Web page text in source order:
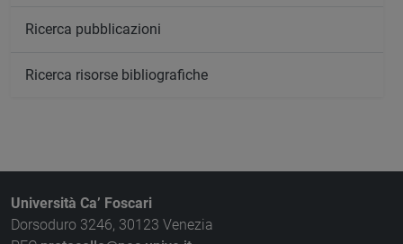
Ricerca pubblicazioni
Ricerca risorse bibliografiche
Università Ca’ Foscari
Dorsoduro 3246, 30123 Venezia